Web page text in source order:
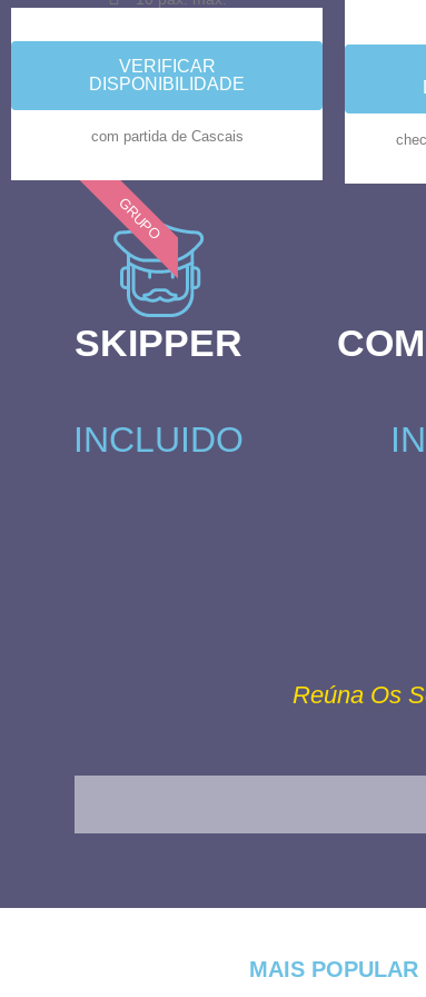
VERIFICAR
DISPONIBILIDADE
com partida de Cascais
GRUPO
SKIPPER
INCLUIDO
Reúna Os
MAIS POPULAR